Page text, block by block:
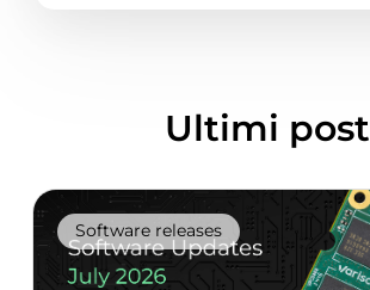
Ultimi post
Software releases